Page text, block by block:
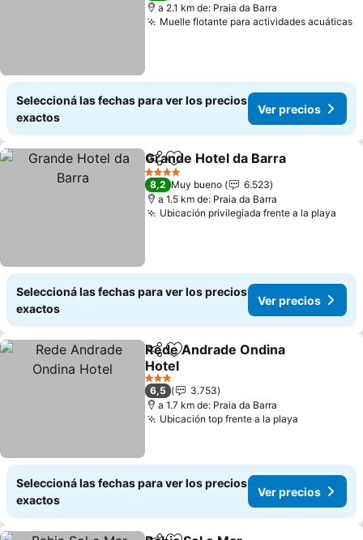
a 2.1 km de: Praia da Barra
Muelle flotante para actividades acuáticas
Seleccioná las fechas para ver los precios
exactos
Ver precios
CompartirAñadir a favoritos
Grande Hotel da Barra
4 Estrellas
8,2 Muy bueno
6.523
a 1.5 km de: Praia da Barra
Ubicación privilegiada frente a la playa
Seleccioná las fechas para ver los precios
exactos
Ver precios
CompartirAñadir a favoritos
Rede Andrade Ondina
Hotel
Ver precios
3 Estrellas
6,5
3.753
a 1.7 km de: Praia da Barra
Ubicación top frente a la playa
Seleccioná las fechas para ver los precios
exactos
Ver precios